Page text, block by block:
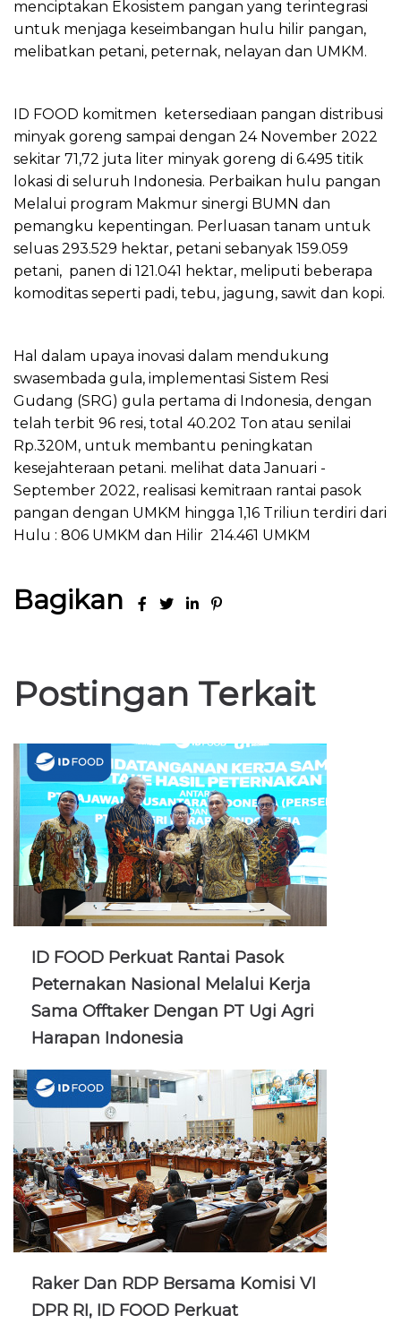
menciptakan Ekosistem pangan yang terintegrasi
untuk menjaga keseimbangan hulu hilir pangan,
melibatkan petani, peternak, nelayan dan UMKM.
ID FOOD komitmen ketersediaan pangan distribusi
minyak goreng sampai dengan 24 November 2022
sekitar 71,72 juta liter minyak goreng di 6.495 titik
lokasi di seluruh Indonesia. Perbaikan hulu pangan
Melalui program Makmur sinergi BUMN dan
pemangku kepentingan. Perluasan tanam untuk
seluas 293.529 hektar, petani sebanyak 159.059
petani, panen di 121.041 hektar, meliputi beberapa
komoditas seperti padi, tebu, jagung, sawit dan kopi.
Hal dalam upaya inovasi dalam mendukung
swasembada gula, implementasi Sistem Resi
Gudang (SRG) gula pertama di Indonesia, dengan
telah terbit 96 resi, total 40.202 Ton atau senilai
Rp.320M, untuk membantu peningkatan
kesejahteraan petani. melihat data Januari -
September 2022, realisasi kemitraan rantai pasok
pangan dengan UMKM hingga 1,16 Triliun terdiri dari
Hulu : 806 UMKM dan Hilir 214.461 UMKM
Bagikan
Postingan Terkait
ID FOOD Perkuat Rantai Pasok
Peternakan Nasional Melalui Kerja
Sama Offtaker Dengan PT Ugi Agri
Harapan Indonesia
Raker Dan RDP Bersama Komisi VI
DPR RI, ID FOOD Perkuat